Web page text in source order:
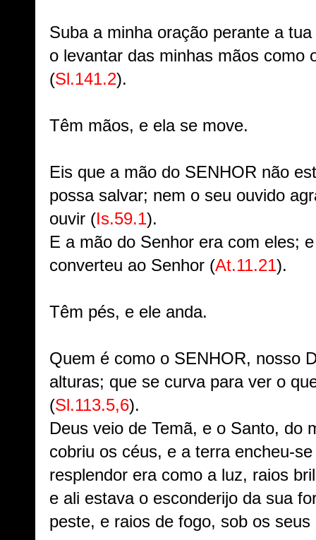
Suba a minha oração perante a
o levantar das minhas mãos como
(Sl.141.2).
Têm mãos, e ela se move.
Eis que a mão do SENHOR não
possa salvar; nem o seu ouvido
ouvir (Is.59.1).
E a mão do Senhor era com eles;
converteu ao Senhor (At.11.21).
Têm pés, e ele anda.
Quem é como o SENHOR, nosso
alturas; que se curva para ver o
(Sl.113.5,6).
Deus veio de Temã, e o Santo, do
cobriu os céus, e a terra encheu-
resplendor era como a luz, raios
e ali estava o esconderijo da sua
peste, e raios de fogo, sob os seus